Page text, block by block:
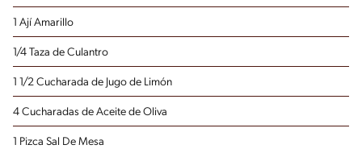
1 Ají Amarillo
1/4 Taza de Culantro
1 1/2 Cucharada de Jugo de Limón
4 Cucharadas de Aceite de Oliva
1 Pizca Sal De Mesa